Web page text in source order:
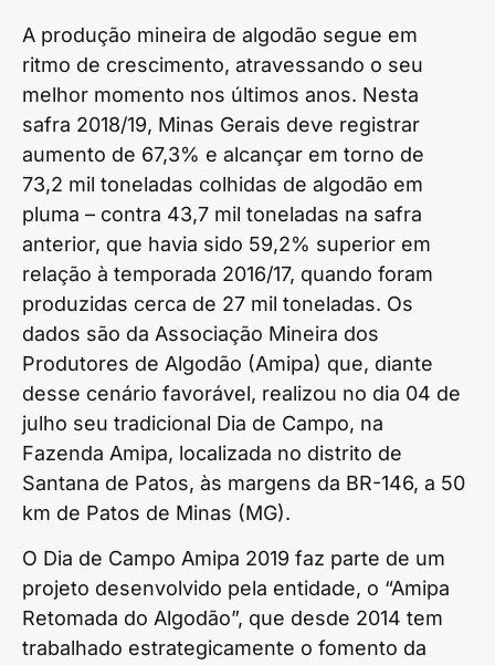
A produção mineira de algodão segue em
ritmo de crescimento, atravessando o seu
melhor momento nos últimos anos. Nesta
safra 2018/19, Minas Gerais deve registrar
aumento de 67,3% e alcançar em torno de
73,2 mil toneladas colhidas de algodão em
pluma – contra 43,7 mil toneladas na safra
anterior, que havia sido 59,2% superior em
relação à temporada 2016/17, quando foram
produzidas cerca de 27 mil toneladas. Os
dados são da Associação Mineira dos
Produtores de Algodão (Amipa) que, diante
desse cenário favorável, realizou no dia 04 de
julho seu tradicional Dia de Campo, na
Fazenda Amipa, localizada no distrito de
Santana de Patos, às margens da BR-146, a 50
km de Patos de Minas (MG).
O Dia de Campo Amipa 2019 faz parte de um
projeto desenvolvido pela entidade, o “Amipa
Retomada do Algodão”, que desde 2014 tem
trabalhado estrategicamente o fomento da